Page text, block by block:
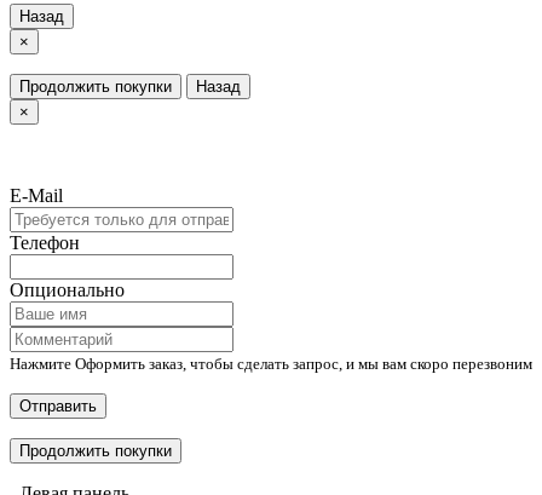
Назад
×
Продолжить покупки
Назад
×
E-Mail
Телефон
Опционально
Нажмите Оформить заказ, чтобы сделать запрос, и мы вам скоро перезвоним
Отправить
Продолжить покупки